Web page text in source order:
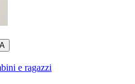
e ragazzi